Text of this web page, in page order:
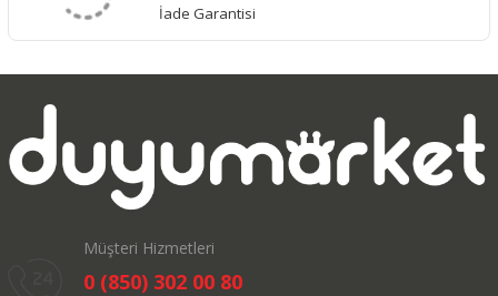
İade Garantisi
Müşteri Hizmetleri
0 (850) 302 00 80